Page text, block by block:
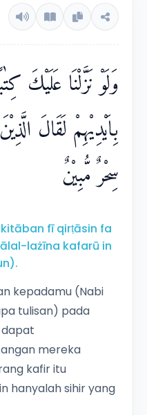
وَلَوْ نَزَّلْنَا عَلَيْكَ
بِاَيْدِيْهِمْ لَقَالَ
سِحْرٌ مُّبِيْنٌ
fī qirṭāsin fa
lażīna kafarū in
kepadamu (Nabi
tulisan) pada
mereka
kafir itu
hanyalah sihir yang